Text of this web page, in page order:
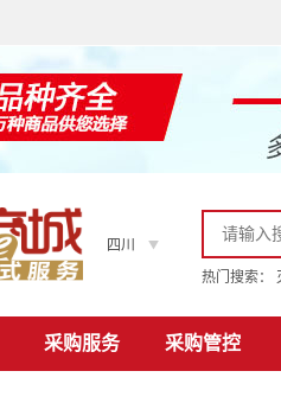
四川
热门搜索：
采购服务 采购管控